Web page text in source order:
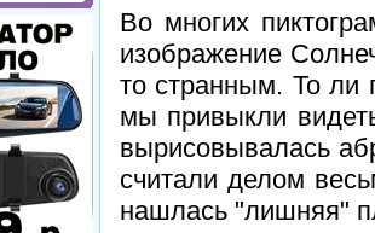
Во многих
изображение
то странным. То ли
мы привыкли
вырисовывалась
считали делом
нашлась "лишняя"